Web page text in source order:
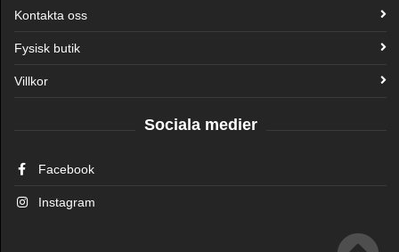
Kontakta oss
Fysisk butik
Villkor
Sociala medier
Facebook
Instagram